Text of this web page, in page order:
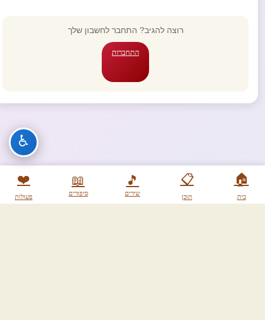
🏠
בית
📋
תוכן
🎵
שירים
📖
סיפורים
❤️
פעולות
רוצה להגיב? התחבר לחשבון שלך
התחברות
♿